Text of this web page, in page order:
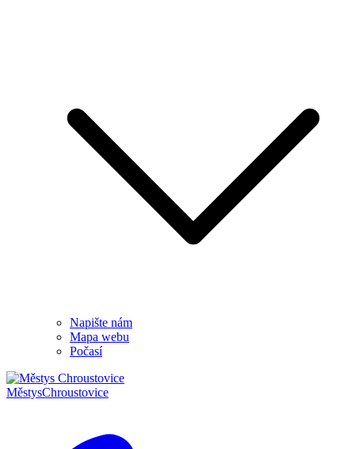
Napište nám
Mapa webu
Počasí
MěstysChroustovice